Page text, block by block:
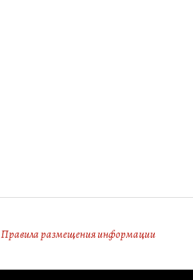
Правила размещения информации